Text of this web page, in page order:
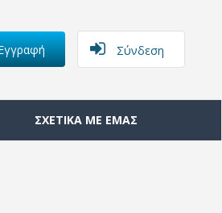
Σύνδεση
ΣΧΕΤΙΚΑ ΜΕ ΕΜΑΣ